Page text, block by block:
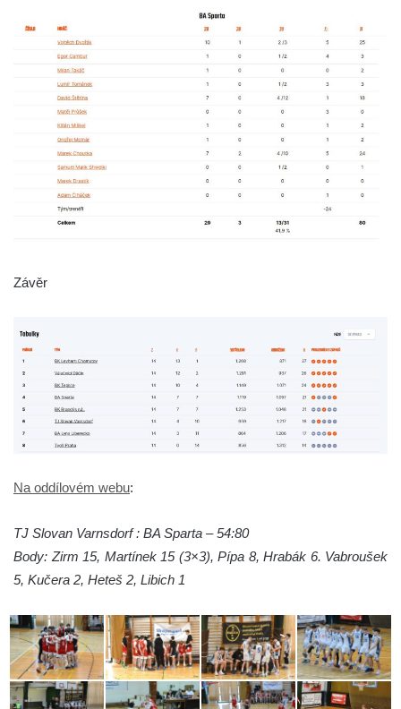
Závěr
Na oddílovém webu:
TJ Slovan Varnsdorf : BA Sparta – 54:80
Body: Zirm 15, Martínek 15 (3×3), Pípa 8, Hrabák 6. Vabroušek
5, Kučera 2, Heteš 2, Libich 1